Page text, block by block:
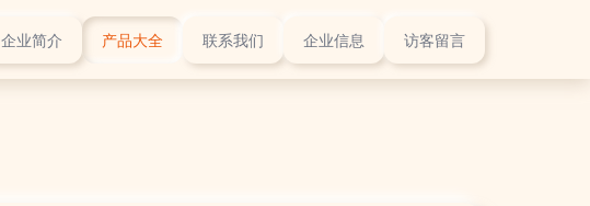
企业简介 产品大全 联系我们 企业信息 访客留言